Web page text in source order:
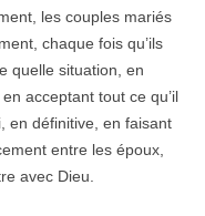
les couples mariés
chaque fois qu’ils
quelle situation, en
acceptant tout ce qu’il
en définitive, en faisant
entre les époux,
avec Dieu.